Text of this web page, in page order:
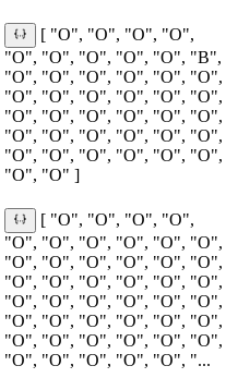
[ "O", "O", "O", "O",
"O", "O", "O", "O", "O", "B",
"O", "O", "O", "O", "O", "O",
"O", "O", "O", "O", "O", "O",
"O", "O", "O", "O", "O", "O",
"O", "O", "O", "O", "O", "O",
"O", "O", "O", "O", "O", "O",
"O", "O" ]
[ "O", "O", "O", "O",
"O", "O", "O", "O", "O", "O",
"O", "O", "O", "O", "O", "O",
"O", "O", "O", "O", "O", "O",
"O", "O", "O", "O", "O", "O",
"O", "O", "O", "O", "O", "O",
"O", "O", "O", "O", "O", "O",
"O", "O", "O", "O", "O", "...